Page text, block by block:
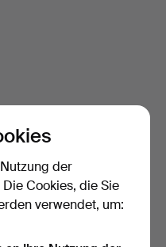
der
Cookies, die Sie
verwendet, um: